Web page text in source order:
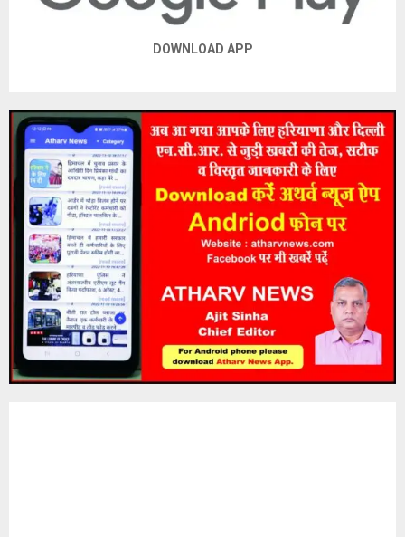
DOWNLOAD APP